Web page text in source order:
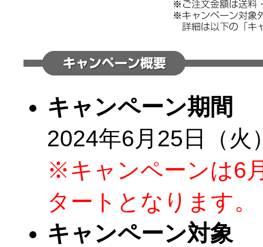
キャンペーン期間
2024年6月25日（火
※キャンペーンは6
タートとなります。
キャンペーン対象